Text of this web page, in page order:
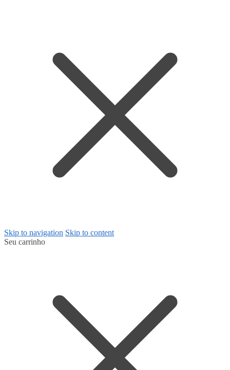
Skip to navigation Skip to content
Seu carrinho